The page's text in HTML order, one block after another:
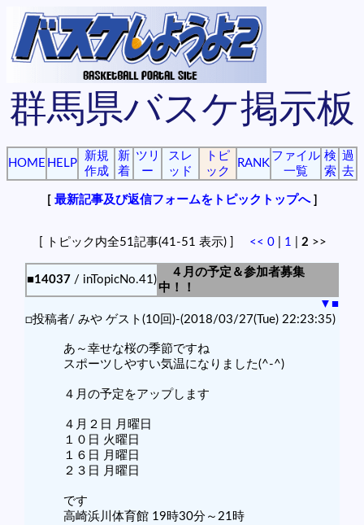
群馬県バスケ掲示板
HOME HELP
新規
作成
新
着
ツリ
ー
スレ
ッド
トピ
ック
RANK
ファイル
一覧
検
索
過
去
[ 最新記事及び返信フォームをトピックトップへ]
[ トピック内全51記事(41-51 表示) ] << 0 1 2 >>
■14037 / inTopicNo.41)
４月の予定＆参加者募集
中！！
▼ ■
□投稿者/ みや ゲスト(10回)-(2018/03/27(Tue) 22:23:35)
あ～幸せな桜の季節ですね
スポーツしやすい気温になりました(^-^)
４月の予定をアップします
４月２日 月曜日
１０日 火曜日
１６日 月曜日
２３日 月曜日
です
高崎浜川体育館 19時30分～21時